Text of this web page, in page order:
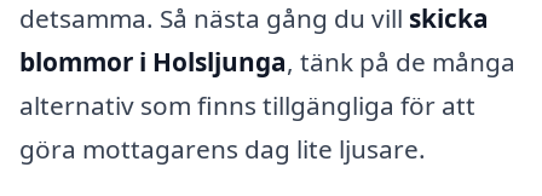
detsamma. Så nästa gång du vill skicka
blommor i Holsljunga, tänk på de många
alternativ som finns tillgängliga för att
göra mottagarens dag lite ljusare.